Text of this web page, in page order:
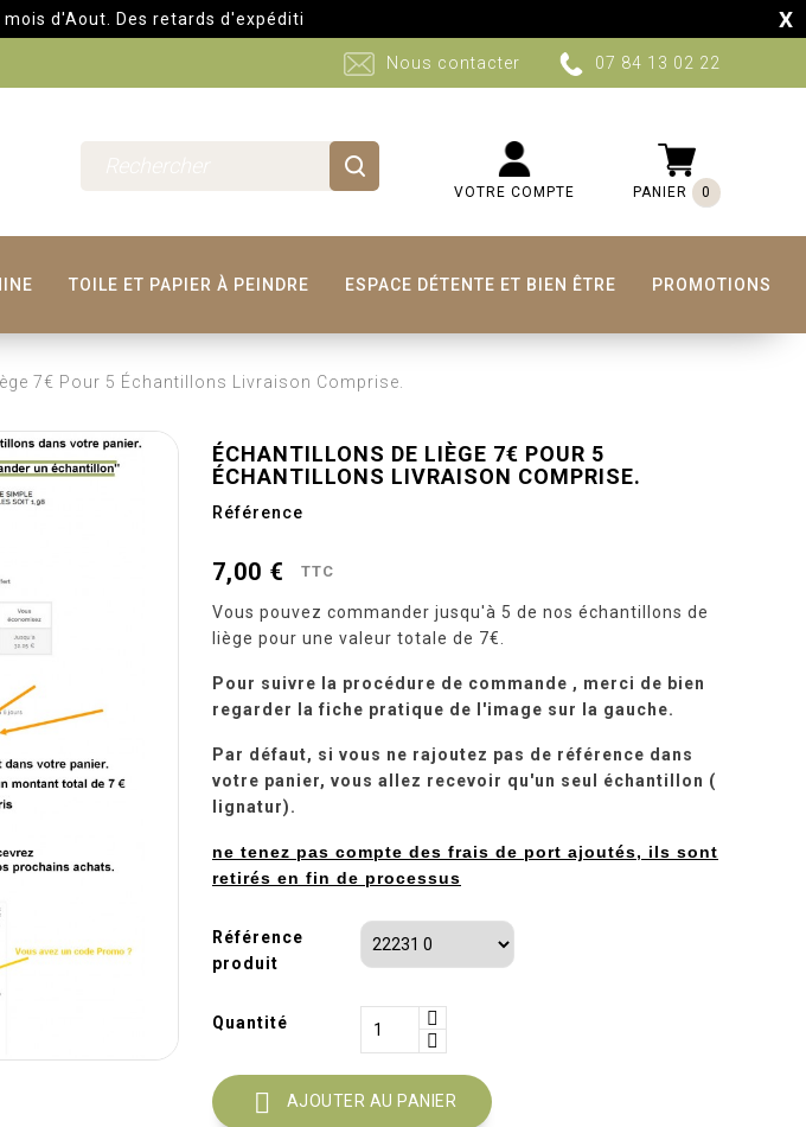
Des retards d'expéditions auront lieu sur certains produits du 10 au 30 Aout. Retour X
07 84 13 02 22
Nous contacter
PANIER 0
VOTRE COMPTE
TOILE ET PAPIER À PEINDRE ESPACE DÉTENTE ET BIEN ÊTRE PROMOTIONS
7€ Pour 5 Échantillons Livraison Comprise.
ÉCHANTILLONS DE LIÈGE 7€ POUR 5
ÉCHANTILLONS LIVRAISON COMPRISE.
Référence
7,00 € TTC
Vous pouvez commander jusqu'à 5 de nos échantillons de
liège pour une valeur totale de 7€.
Pour suivre la procédure de commande , merci de bien
regarder la fiche pratique de l'image sur la gauche.
Par défaut, si vous ne rajoutez pas de référence dans
votre panier, vous allez recevoir qu'un seul échantillon (
lignatur).
ne tenez pas compte des frais de port ajoutés, ils sont
retirés en fin de processus
Référence
produit
Quantité
 AJOUTER AU PANIER